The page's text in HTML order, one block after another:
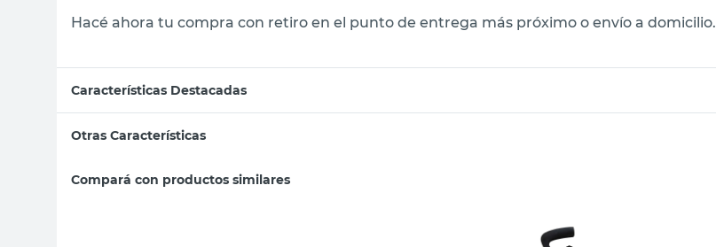
Hacé ahora tu compra con retiro en el punto de entrega más próximo o envío a domicilio.
Características Destacadas
Otras Características
Compará con productos similares